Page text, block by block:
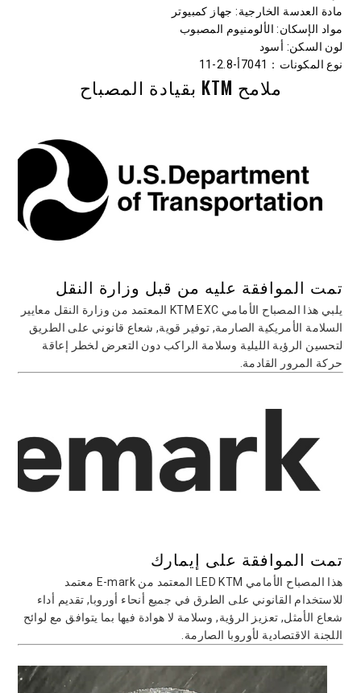
مادة العدسة الخارجية: جهاز كمبيوتر
مواد الإسكان: الألومنيوم المصبوب
لون السكن: أسود
نوع المكونات ：7041أ-2.8-11
ملامح KTM بقيادة المصباح
تمت الموافقة عليه من قبل وزارة النقل
يلبي هذا المصباح الأمامي KTM EXC المعتمد من وزارة النقل معايير
السلامة الأمريكية الصارمة, توفير قوية, شعاع قانوني على الطريق
لتحسين الرؤية الليلية وسلامة الراكب دون التعرض لخطر إعاقة
حركة المرور القادمة.
تمت الموافقة على إيمارك
هذا المصباح الأمامي LED KTM المعتمد من E-mark معتمد
للاستخدام القانوني على الطرق في جميع أنحاء أوروبا, تقديم أداء
شعاع الأمثل, تعزيز الرؤية, وسلامة لا هوادة فيها بما يتوافق مع لوائح
اللجنة الاقتصادية لأوروبا الصارمة.